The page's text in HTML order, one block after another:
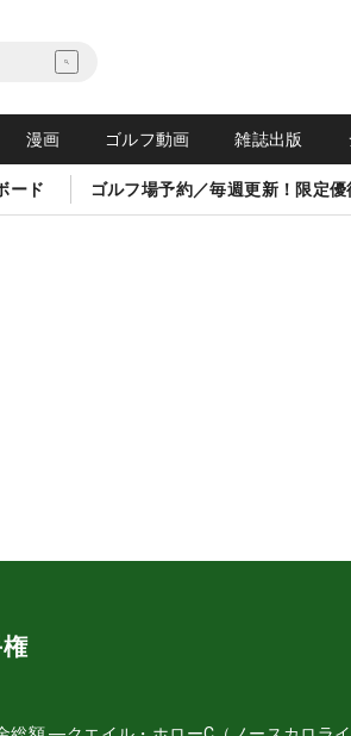
漫画 ゴルフ動画 雑誌出版
ード ゴルフ場予約／毎週更新！限定